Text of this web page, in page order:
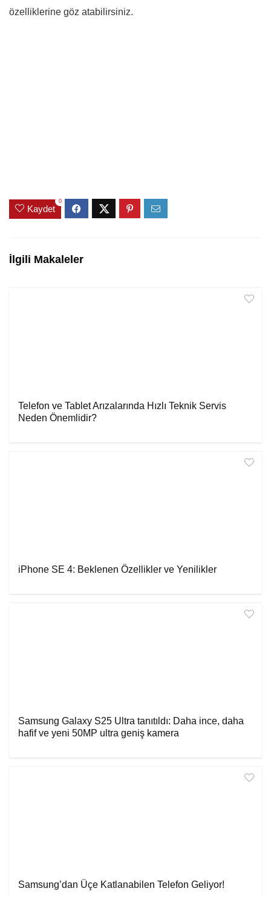
özelliklerine göz atabilirsiniz.
Kaydet
0
İlgili Makaleler
Telefon ve Tablet Arızalarında Hızlı Teknik Servis
Neden Önemlidir?
iPhone SE 4: Beklenen Özellikler ve Yenilikler
Samsung Galaxy S25 Ultra tanıtıldı: Daha ince, daha
hafif ve yeni 50MP ultra geniş kamera
Samsung’dan Üçe Katlanabilen Telefon Geliyor!